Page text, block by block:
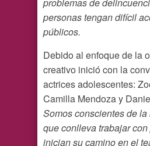
problemas de
personas tengan difícil
públicos.
Debido al enfoque de la
creativo inició con la
actrices adolescentes:
Camilla Mendoza y
Somos conscientes de
que conlleva trabajar
inician su camino en el